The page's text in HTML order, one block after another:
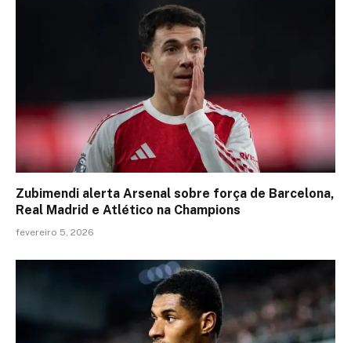
Zubimendi alerta Arsenal sobre força de Barcelona,
Real Madrid e Atlético na Champions
fevereiro 5, 2026